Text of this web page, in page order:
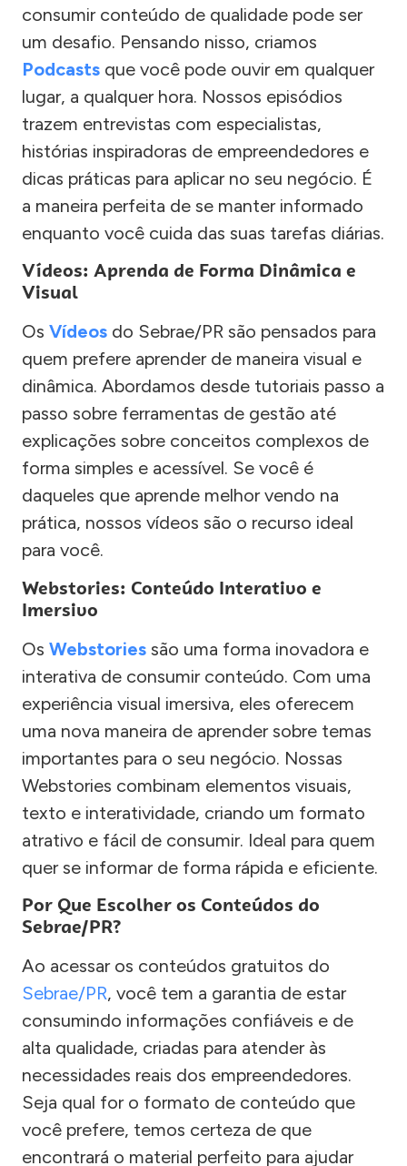
consumir conteúdo de qualidade pode ser
um desafio. Pensando nisso, criamos
Podcasts que você pode ouvir em qualquer
lugar, a qualquer hora. Nossos episódios
trazem entrevistas com especialistas,
histórias inspiradoras de empreendedores e
dicas práticas para aplicar no seu negócio. É
a maneira perfeita de se manter informado
enquanto você cuida das suas tarefas diárias.
Vídeos: Aprenda de Forma Dinâmica e
Visual
Os Vídeos do Sebrae/PR são pensados para
quem prefere aprender de maneira visual e
dinâmica. Abordamos desde tutoriais passo a
passo sobre ferramentas de gestão até
explicações sobre conceitos complexos de
forma simples e acessível. Se você é
daqueles que aprende melhor vendo na
prática, nossos vídeos são o recurso ideal
para você.
Webstories: Conteúdo Interativo e
Imersivo
Os Webstories são uma forma inovadora e
interativa de consumir conteúdo. Com uma
experiência visual imersiva, eles oferecem
uma nova maneira de aprender sobre temas
importantes para o seu negócio. Nossas
Webstories combinam elementos visuais,
texto e interatividade, criando um formato
atrativo e fácil de consumir. Ideal para quem
quer se informar de forma rápida e eficiente.
Por Que Escolher os Conteúdos do
Sebrae/PR?
Ao acessar os conteúdos gratuitos do
Sebrae/PR, você tem a garantia de estar
consumindo informações confiáveis e de
alta qualidade, criadas para atender às
necessidades reais dos empreendedores.
Seja qual for o formato de conteúdo que
você prefere, temos certeza de que
encontrará o material perfeito para ajudar